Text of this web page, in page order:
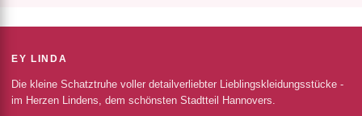
EY LINDA
Die kleine Schatztruhe voller detailverliebter Lieblingskleidungsstücke -
im Herzen Lindens, dem schönsten Stadtteil Hannovers.